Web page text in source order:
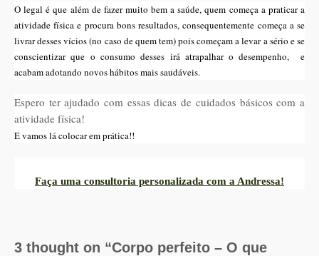
O legal é que além de fazer muito bem a saúde, quem começa a praticar a
atividade física e procura bons resultados, consequentemente começa a se
livrar desses vícios (no caso de quem tem) pois começam a levar a sério e se
conscientizar que o consumo desses irá atrapalhar o desempenho, e
acabam adotando novos hábitos mais saudáveis.
Espero ter ajudado com essas dicas de cuidados básicos com a
atividade física!
E vamos lá colocar em prática!!
Faça uma consultoria personalizada com a Andressa!
3 thought on “Corpo perfeito – O que